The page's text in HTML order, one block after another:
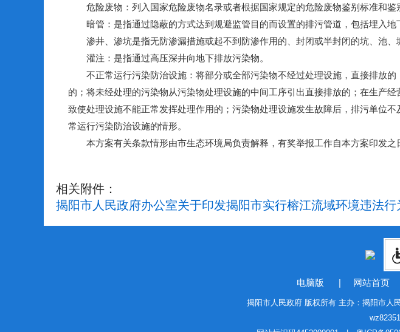
危险废物：列入国家危险废物名录或者根据国家规定的危险废物鉴别标准和鉴
暗管：是指通过隐蔽的方式达到规避监管目的而设置的排污管道，包括埋入地
渗井、渗坑是指无防渗漏措施或起不到防渗作用的、封闭或半封闭的坑、池、
灌注：是指通过高压深井向地下排放污染物。
不正常运行污染防治设施：将部分或全部污染物不经过处理设施，直接排放的
的；将未经处理的污染物从污染物处理设施的中间工序引出直接排放的；在生产
致使处理设施不能正常发挥处理作用的；污染物处理设施发生故障后，排污单位
常运行污染防治设施的情形。
本方案有关条款情形由市生态环境局负责解释，有奖举报工作自本方案印发之
相关附件：
揭阳市人民政府办公室关于印发揭阳市实行榕江流域环境违法
电脑版 | 网站首页
揭阳市人民政府 版权所有 主办：揭阳市人